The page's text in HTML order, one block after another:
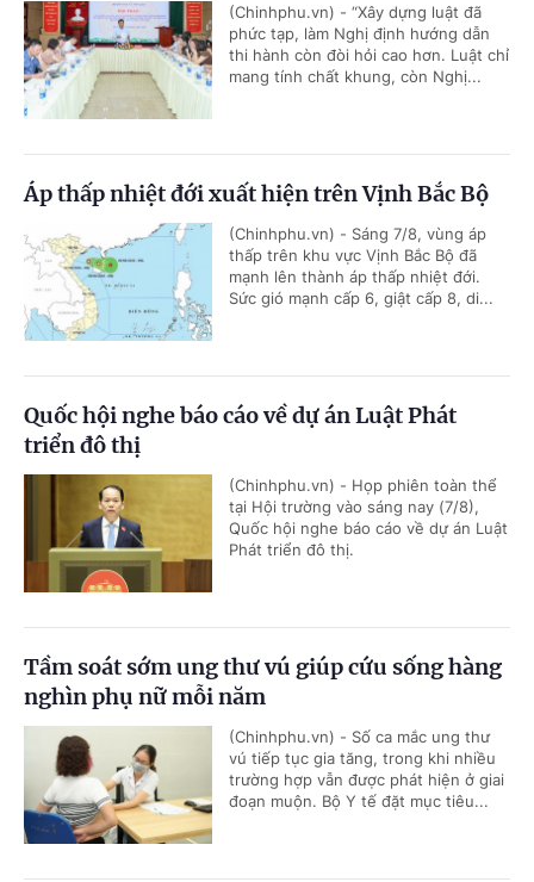
(Chinhphu.vn) - “Xây dựng luật đã
phức tạp, làm Nghị định hướng dẫn
thi hành còn đòi hỏi cao hơn. Luật chỉ
mang tính chất khung, còn Nghị...
Áp thấp nhiệt đới xuất hiện trên Vịnh Bắc Bộ
(Chinhphu.vn) - Sáng 7/8, vùng áp
thấp trên khu vực Vịnh Bắc Bộ đã
mạnh lên thành áp thấp nhiệt đới.
Sức gió mạnh cấp 6, giật cấp 8, di...
Quốc hội nghe báo cáo về dự án Luật Phát
triển đô thị
(Chinhphu.vn) - Họp phiên toàn thể
tại Hội trường vào sáng nay (7/8),
Quốc hội nghe báo cáo về dự án Luật
Phát triển đô thị.
Tầm soát sớm ung thư vú giúp cứu sống hàng
nghìn phụ nữ mỗi năm
(Chinhphu.vn) - Số ca mắc ung thư
vú tiếp tục gia tăng, trong khi nhiều
trường hợp vẫn được phát hiện ở giai
đoạn muộn. Bộ Y tế đặt mục tiêu...